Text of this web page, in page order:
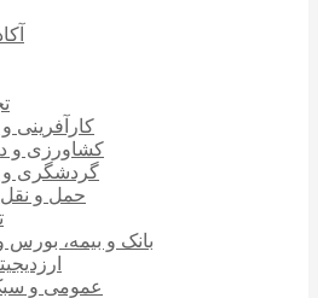
کارآفرینی و
کشاورزی و
گردشگری
حمل و
بانک و بیمه،
عمومی و